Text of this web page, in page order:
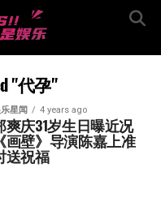
"代孕"
星闻 4 years ago
爽庆31岁生日曝近况
画壁》导演陈嘉上准
送祝福